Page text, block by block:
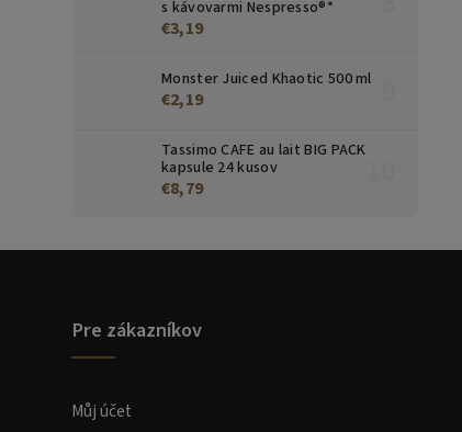
s kávovarmi Nespresso®*
€3,19
Monster Juiced Khaotic 500 ml
€2,19
Tassimo CAFE au lait BIG PACK
kapsule 24 kusov
€8,79
Pre zákazníkov
Můj účet